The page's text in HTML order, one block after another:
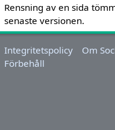
Rensning av en sida
senaste versionen.
Integritetspolicy
Om
Förbehåll